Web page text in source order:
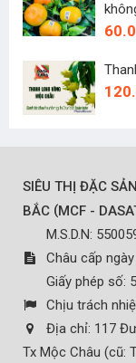
SIÊU THỊ ĐẶC
BẮC (MCF -
M.S.D.N:
Châu cấp
Giấy phép số:
Chịu trách
Địa chỉ: 117
Tx Mộc Châu (cũ: